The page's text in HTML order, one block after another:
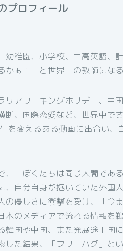
プロフィール
幼稚園、小学校、中高英語、
ぁ！」と世界一の教師にな
リアワーキングホリデー、中
断、国際恋愛など、世界中で
を変えるある動画に出合い、
、「ぼくたちは同じ人間であ
、自分自身が抱いていた外国
の優しさに衝撃を受け、「今
本のメディアで流れる情報を
韓国や中国、また発展途上国
た結果、「フリーハグ」と